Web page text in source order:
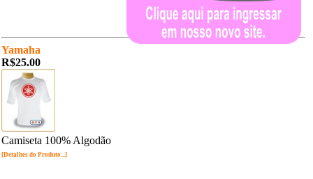
Yamaha
R$25.00
Camiseta 100% Algodão
[Detalhes do Produto...]